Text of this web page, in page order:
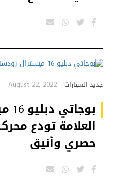
جديد السيارات August 22, 2022
العلامة تودع
حصري وأنيق